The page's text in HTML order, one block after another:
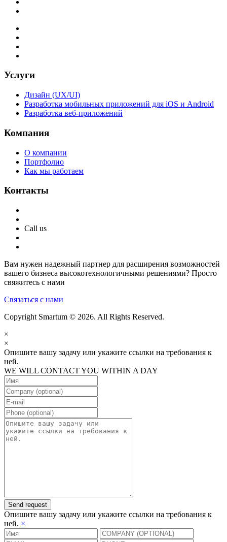
Услуги
Дизайн (UX/UI)
Разработка мобильных приложений для iOS и Android
Разработка веб-приложений
Компания
О компании
Портфолио
Как мы работаем
Контакты
Call us
Вам нужен надежный партнер для расширения возможностей
вашего бизнеса высокотехнологичными решениями? Просто
свяжитесь с нами
Связаться с нами
Copyright Smartum © 2026. All Rights Reserved.
×
×
Опишите вашу задачу или укажите ссылки на требования к
ней.
WE WILL CONTACT YOU WITHIN A DAY
Send request
Опишите вашу задачу или укажите ссылки на требования к
ней. ×